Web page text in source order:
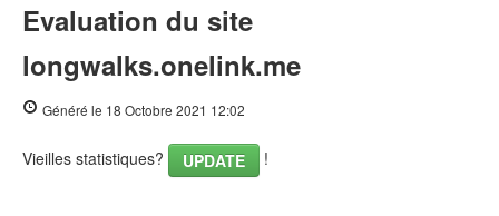
Evaluation du site
longwalks.onelink.me
Généré le 18 Octobre 2021 12:02
Vieilles statistiques? UPDATE !